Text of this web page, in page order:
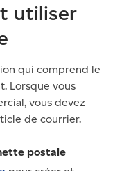
utiliser
qui comprend le
Lorsque vous
vous devez
de courrier.
postale